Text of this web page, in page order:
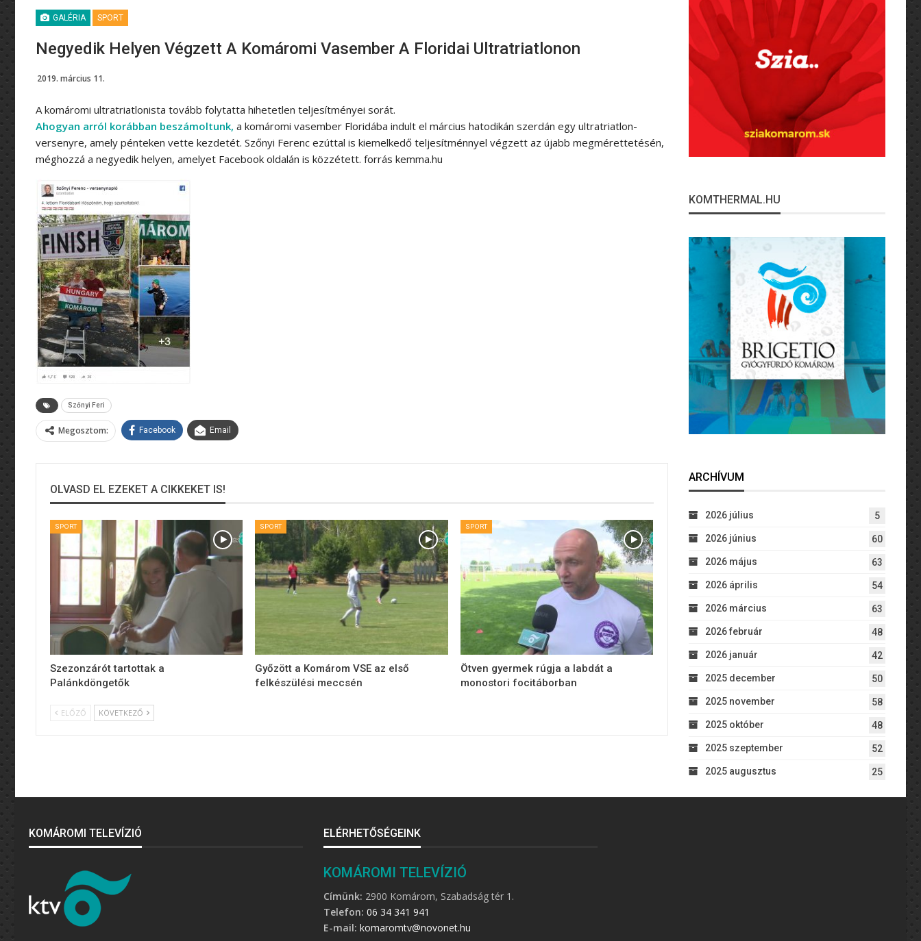
GALÉRIA SPORT
Negyedik Helyen Végzett A Komáromi Vasember A Floridai Ultratriatlonon
2019. március 11.
A komáromi ultratriatlonista tovább folytatta hihetetlen teljesítményei sorát.
Ahogyan arról korábban beszámoltunk, a komáromi vasember Floridába indult el március hatodikán szerdán egy ultratriatlon-
versenyre, amely pénteken vette kezdetét. Szőnyi Ferenc ezúttal is kiemelkedő teljesítménnyel végzett az újabb megmérettetésén,
méghozzá a negyedik helyen, amelyet Facebook oldalán is közzétett. forrás kemma.hu
Szőnyi Feri
Megosztom: Facebook Email
OLVASD EL EZEKET A CIKKEKET IS!
SPORT
Szezonzárót tartottak a
Palánkdöngetők
SPORT
Győzött a Komárom VSE az első
felkészülési meccsén
SPORT
Ötven gyermek rúgja a labdát a
monostori focitáborban
ELŐZŐ KÖVETKEZŐ
KOMTHERMAL.HU
ARCHÍVUM
2026 július 5
2026 június 60
2026 május 63
2026 április 54
2026 március 63
2026 február 48
2026 január 42
2025 december 50
2025 november 58
2025 október 48
2025 szeptember 52
2025 augusztus 25
KOMÁROMI TELEVÍZIÓ ELÉRHETŐSÉGEINK
KOMÁROMI TELEVÍZIÓ
Címünk: 2900 Komárom, Szabadság tér 1.
Telefon: 06 34 341 941
E-mail: komaromtv@novonet.hu